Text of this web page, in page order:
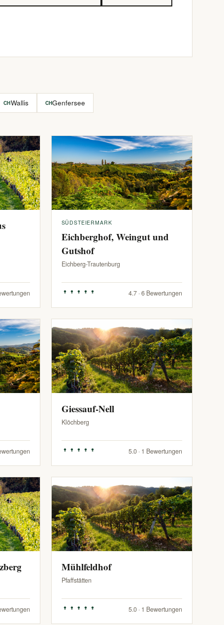
CHWallis CHGenfersee
SÜDSTEIERMARK
Eichberghof, Weingut und
Gutshof
Eichberg-Trautenburg
4.7 · 6 Bewertungen
Giessauf-Nell
Klöchberg
5.0 · 1 Bewertungen
Mühlfeldhof
Pfaffstätten
5.0 · 1 Bewertungen